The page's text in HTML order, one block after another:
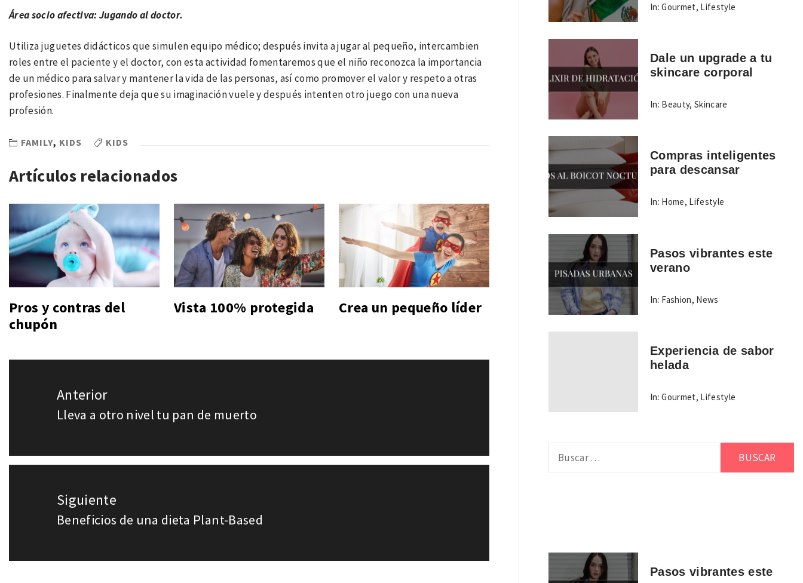
Área socio afectiva: Jugando al doctor.
Utiliza juguetes didácticos que simulen equipo médico; después invita a jugar al pequeño, intercambien
roles entre el paciente y el doctor, con esta actividad fomentaremos que el niño reconozca la importancia
de un médico para salvar y mantener la vida de las personas, así como promover el valor y respeto a otras
profesiones. Finalmente deja que su imaginación vuele y después intenten otro juego con una nueva
profesión.
FAMILY, KIDS KIDS
Artículos relacionados
Pros y contras del
chupón
Vista 100% protegida Crea un pequeño líder
entradas
Anterior
Entrada
Lleva a otro nivel tu pan de muerto
Siguiente
Entrada
Beneficios de una dieta Plant-Based
In: Gourmet, Lifestyle
Dale un upgrade a tu
skincare corporal
In: Beauty,Skincare
Compras inteligentes
para descansar
In: Home, Lifestyle
Pasos vibrantes este
verano
In: Fashion, News
Experiencia de sabor
helada
In: Gourmet, Lifestyle
Pasos vibrantes este